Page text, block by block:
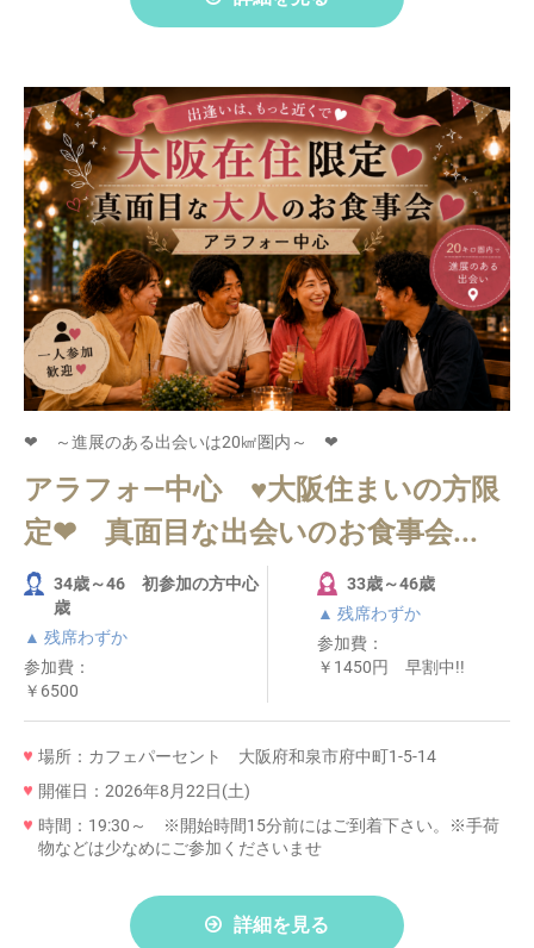
❤ ～進展のある出会いは20㎢圏内～ ❤
アラフォ―中心 ♥大阪住まいの方限
定❤ 真面目な出会いのお食事会...
34歳～46 初参加の方中心
歳
▲ 残席わずか
参加費：
￥6500
33歳～46歳
▲ 残席わずか
参加費：
￥1450円 早割中!!
場所：カフェパーセント 大阪府和泉市府中町1-5-14
開催日：2026年8月22日(土)
時間：19:30～ ※開始時間15分前にはご到着下さい。※手荷
物などは少なめにご参加くださいませ
詳細を見る